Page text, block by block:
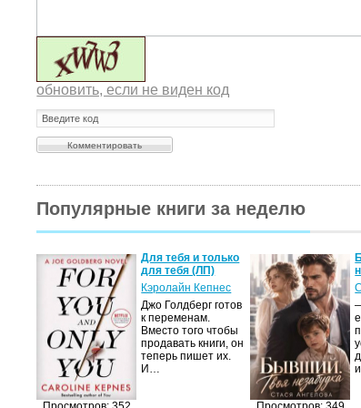
обновить, если не виден код
Популярные книги за неделю
Бывший. Твоя
незабудка (СИ)
Стася Ангелова
— Надо же, Ася, —
его губы кривятся в
презрительной
усмешке. — А я
думал, тот мужик
из…